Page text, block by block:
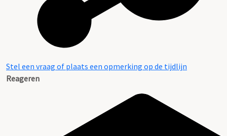
Stel een vraag of plaats een opmerking op de tijdlijn
Reageren